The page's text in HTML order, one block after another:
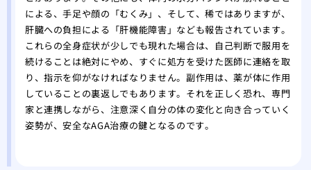
による、手足や顔の「むくみ」、そして、稀ではありますが、
肝臓への負担による「肝機能障害」なども報告されています。
これらの全身症状が少しでも現れた場合は、自己判断で服用を
続けることは絶対にやめ、すぐに処方を受けた医師に連絡を取
り、指示を仰がなければなりません。副作用は、薬が体に作用
していることの裏返しでもあります。それを正しく恐れ、専門
家と連携しながら、注意深く自分の体の変化と向き合っていく
姿勢が、安全なAGA治療の鍵となるのです。